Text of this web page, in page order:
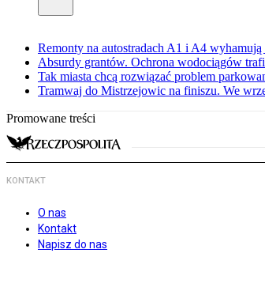
Remonty na autostradach A1 i A4 wyhamują
Absurdy grantów. Ochrona wodociągów
Tak miasta chcą rozwiązać problem
Tramwaj do Mistrzejowic na finiszu. We
Promowane treści
KONTAKT
O nas
Kontakt
Napisz do nas